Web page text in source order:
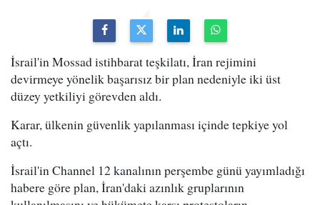
İsrail'in Mossad istihbarat teşkilatı, İran rejimini
devirmeye yönelik başarısız bir plan nedeniyle iki üst
düzey yetkiliyi görevden aldı.
Karar, ülkenin güvenlik yapılanması içinde tepkiye yol
açtı.
İsrail'in Channel 12 kanalının perşembe günü yayımladığı
habere göre plan, İran'daki azınlık gruplarının